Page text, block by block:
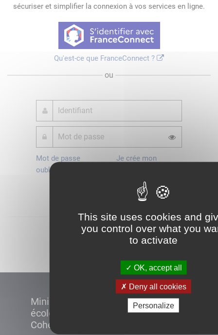
This site uses cookies and
you control over what you
to activate
OK, accept all
Deny all cookies
Personalize
sécuriser et simplifier la connexion à vos services en ligne.
Qu'est-ce que FranceConnect ?
ou
Mot de passe
oublié ?
Je crée mon
Démarrer
Ministère de la Transition
écologique et de la
Cohésion des territoires